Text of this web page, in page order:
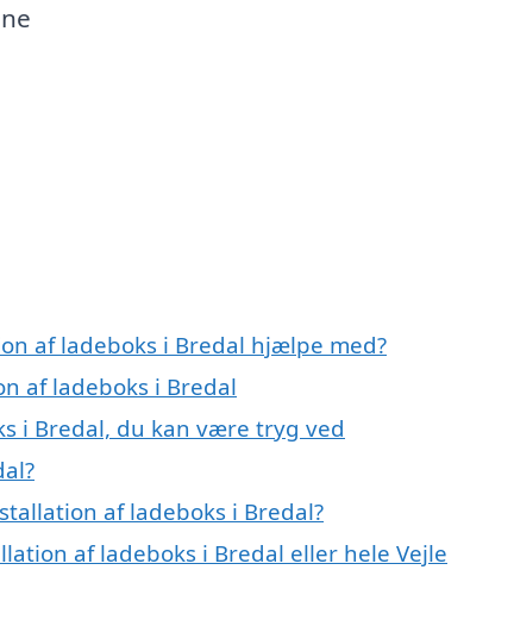
af ladeboks i Bredal hjælpe med?
af ladeboks i Bredal
i Bredal, du kan være tryg ved
af ladeboks i Bredal?
af ladeboks i Bredal eller hele Vejle